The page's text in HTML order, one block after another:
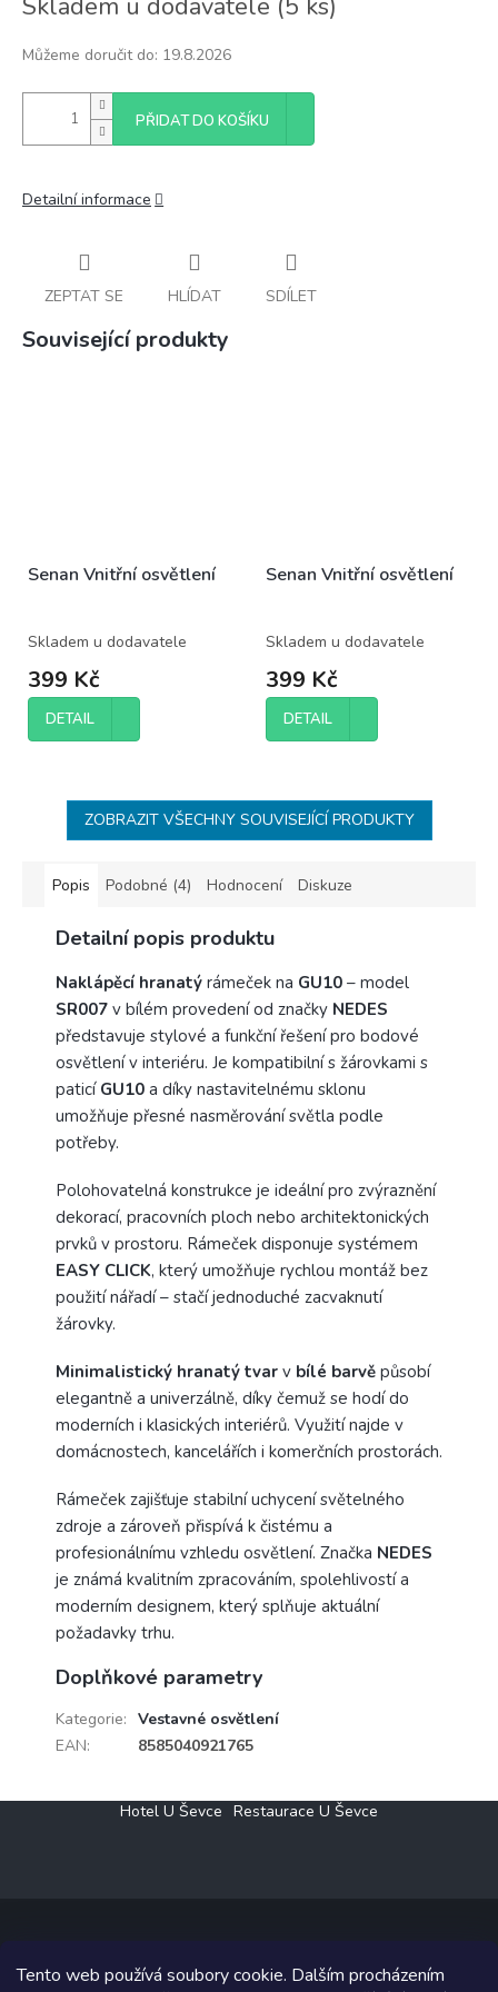
Tento web používá soubory cookie. Dalším procházením
cena:
Skladem u dodavatele (5 ks)
Můžeme doručit do: 19.8.2026
PŘIDAT DO KOŠÍKU
Detailní informace
ZEPTAT SE HLÍDAT SDÍLET
Související produkty
Senan Vnitřní osvětlení
Skladem u dodavatele
399 Kč
DETAIL
Senan Vnitřní osvětlení
Skladem u dodavatele
399 Kč
DETAIL
ZOBRAZIT VŠECHNY SOUVISEJÍCÍ PRODUKTY
Popis Podobné (4) Hodnocení Diskuze
Detailní popis produktu
Naklápěcí hranatý rámeček na GU10 – model
SR007 v bílém provedení od značky NEDES
představuje stylové a funkční řešení pro bodové
osvětlení v interiéru. Je kompatibilní s žárovkami s
paticí GU10 a díky nastavitelnému sklonu
umožňuje přesné nasměrování světla podle
potřeby.
Polohovatelná konstrukce je ideální pro zvýraznění
dekorací, pracovních ploch nebo architektonických
prvků v prostoru. Rámeček disponuje systémem
EASY CLICK, který umožňuje rychlou montáž bez
použití nářadí – stačí jednoduché zacvaknutí
žárovky.
Minimalistický hranatý tvar v bílé barvě působí
elegantně a univerzálně, díky čemuž se hodí do
moderních i klasických interiérů. Využití najde v
domácnostech, kancelářích i komerčních prostorách.
Rámeček zajišťuje stabilní uchycení světelného
zdroje a zároveň přispívá k čistému a
profesionálnímu vzhledu osvětlení. Značka NEDES
je známá kvalitním zpracováním, spolehlivostí a
moderním designem, který splňuje aktuální
požadavky trhu.
Doplňkové parametry
Kategorie: Vestavné osvětlení
EAN: 8585040921765
Hotel U Ševce Restaurace U Ševce
Copyright 2026Elektro Klesný s.r.o.. Všechna práva vyhrazena.